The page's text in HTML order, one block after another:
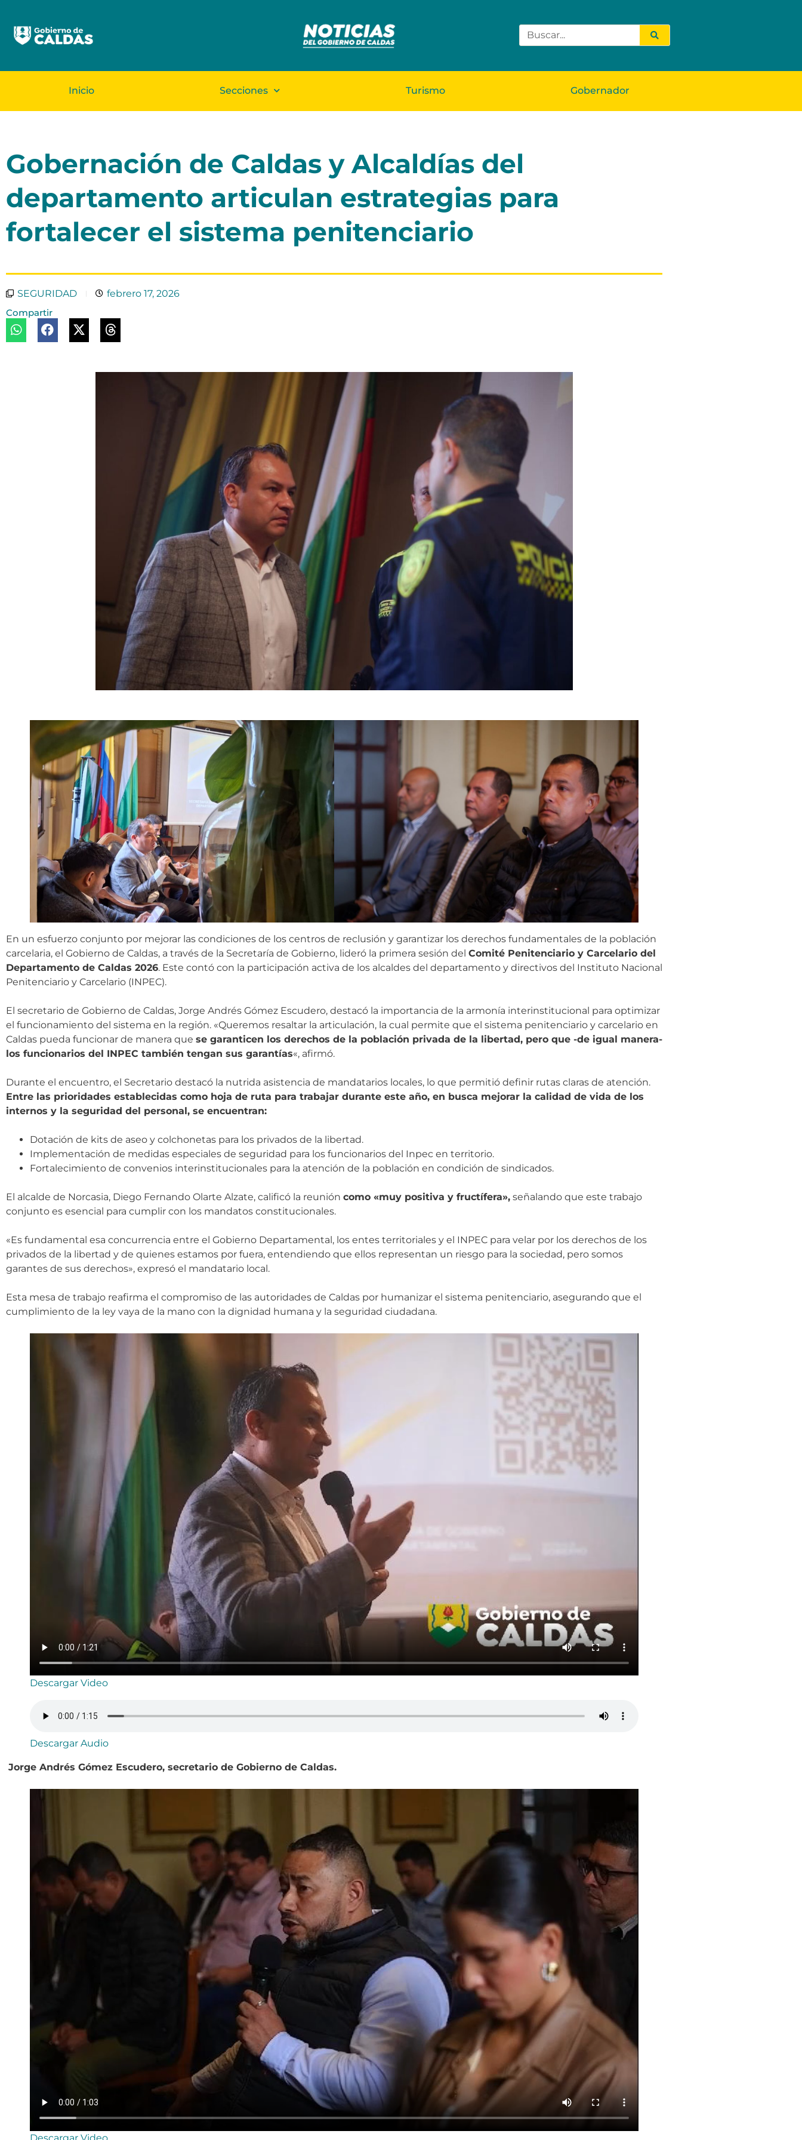
Inicio Secciones Turismo Gobernador
Gobernación de Caldas y Alcaldías del
departamento articulan estrategias para
fortalecer el sistema penitenciario
SEGURIDAD
febrero 17, 2026
Compartir
En un esfuerzo conjunto por mejorar las condiciones de los centros de reclusión y garantizar los derechos fundamentales de la población
carcelaria, el Gobierno de Caldas, a través de la Secretaría de Gobierno, lideró la primera sesión del Comité Penitenciario y Carcelario del
Departamento de Caldas 2026. Este contó con la participación activa de los alcaldes del departamento y directivos del Instituto Nacional
Penitenciario y Carcelario (INPEC).
El secretario de Gobierno de Caldas, Jorge Andrés Gómez Escudero, destacó la importancia de la armonía interinstitucional para optimizar
el funcionamiento del sistema en la región. «Queremos resaltar la articulación, la cual permite que el sistema penitenciario y carcelario en
Caldas pueda funcionar de manera que se garanticen los derechos de la población privada de la libertad, pero que -de igual manera-
los funcionarios del INPEC también tengan sus garantías«, afirmó.
Durante el encuentro, el Secretario destacó la nutrida asistencia de mandatarios locales, lo que permitió definir rutas claras de atención.
Entre las prioridades establecidas como hoja de ruta para trabajar durante este año, en busca mejorar la calidad de vida de los
internos y la seguridad del personal, se encuentran:
Dotación de kits de aseo y colchonetas para los privados de la libertad.
Implementación de medidas especiales de seguridad para los funcionarios del Inpec en territorio.
Fortalecimiento de convenios interinstitucionales para la atención de la población en condición de sindicados.
El alcalde de Norcasia, Diego Fernando Olarte Alzate, calificó la reunión como «muy positiva y fructífera», señalando que este trabajo
conjunto es esencial para cumplir con los mandatos constitucionales.
«Es fundamental esa concurrencia entre el Gobierno Departamental, los entes territoriales y el INPEC para velar por los derechos de los
privados de la libertad y de quienes estamos por fuera, entendiendo que ellos representan un riesgo para la sociedad, pero somos
garantes de sus derechos», expresó el mandatario local.
Esta mesa de trabajo reafirma el compromiso de las autoridades de Caldas por humanizar el sistema penitenciario, asegurando que el
cumplimiento de la ley vaya de la mano con la dignidad humana y la seguridad ciudadana.
Descargar Video
Descargar Audio
Jorge Andrés Gómez Escudero, secretario de Gobierno de Caldas.